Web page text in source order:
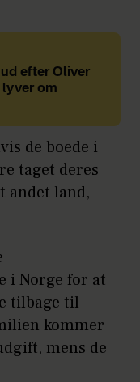
efter Oliver
lyver om
de boede i
taget deres
andet land,
i Norge for at
tilbage til
kommer
mens de